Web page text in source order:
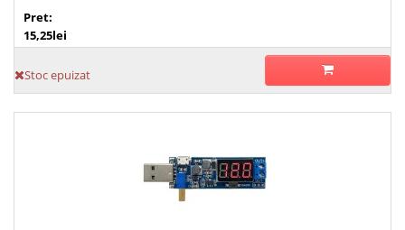
Pret:
15,25lei
Stoc epuizat